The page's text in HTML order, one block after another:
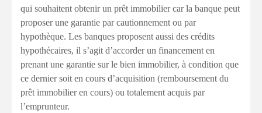
qui souhaitent obtenir un prêt immobilier car la banque peut
proposer une garantie par cautionnement ou par
hypothèque. Les banques proposent aussi des crédits
hypothécaires, il s’agit d’accorder un financement en
prenant une garantie sur le bien immobilier, à condition que
ce dernier soit en cours d’acquisition (remboursement du
prêt immobilier en cours) ou totalement acquis par
l’emprunteur.